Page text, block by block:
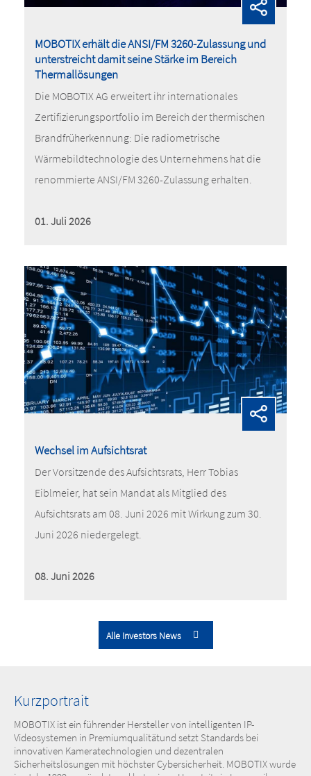
MOBOTIX erhält die ANSI/FM 3260-Zulassung und
unterstreicht damit seine Stärke im Bereich
Thermallösungen
Die MOBOTIX AG erweitert ihr internationales
Zertifizierungsportfolio im Bereich der thermischen
Brandfrüherkennung: Die radiometrische
Wärmebildtechnologie des Unternehmens hat die
renommierte ANSI/FM 3260-Zulassung erhalten.
01. Juli 2026
Wechsel im Aufsichtsrat
Der Vorsitzende des Aufsichtsrats, Herr Tobias
Eiblmeier, hat sein Mandat als Mitglied des
Aufsichtsrats am 08. Juni 2026 mit Wirkung zum 30.
Juni 2026 niedergelegt.
08. Juni 2026
Alle Investors News
Kurzportrait
MOBOTIX ist ein führender Hersteller von intelligenten IP-
Videosystemen in Premiumqualitätund setzt Standards bei
innovativen Kameratechnologien und dezentralen
Sicherheitslösungen mit höchster Cybersicherheit. MOBOTIX wurde